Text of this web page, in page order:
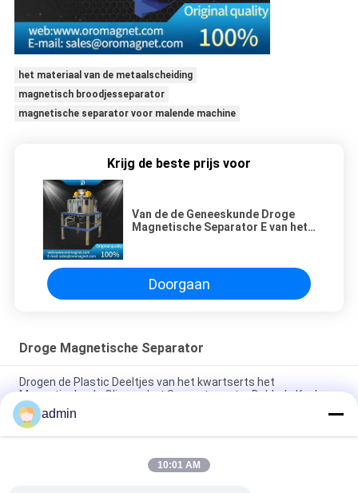
het materiaal van de metaalscheiding
magnetisch broodjesseparator
magnetische separator voor malende machine
Krijg de beste prijs voor
Van de de Geneeskunde Droge
Magnetische Separator E van het
Doorgaan
Droge Magnetische Separator
Drogen de Plastic Deeltjes van het kwartserts het
Magnetische de Olie van het Separatorwater Dubbele Koelen
2.5T Droge industriële magnetische separator met hoge
intensiteit voor fijn ertspoeder
Van de Separatormachine van de poeder Hoge Intensiteit
admin
10:01 AM